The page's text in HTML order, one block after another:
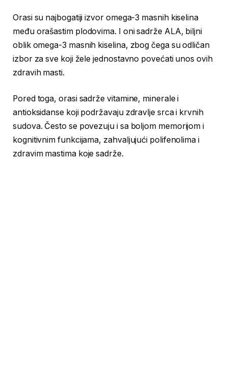
Orasi su najbogatiji izvor omega-3 masnih kiselina
među orašastim plodovima. I oni sadrže ALA, biljni
oblik omega-3 masnih kiselina, zbog čega su odličan
izbor za sve koji žele jednostavno povećati unos ovih
zdravih masti.
Pored toga, orasi sadrže vitamine, minerale i
antioksidanse koji podržavaju zdravlje srca i krvnih
sudova. Često se povezuju i sa boljom memorijom i
kognitivnim funkcijama, zahvaljujući polifenolima i
zdravim mastima koje sadrže.